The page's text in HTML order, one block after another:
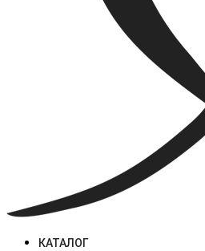
КАТАЛОГ